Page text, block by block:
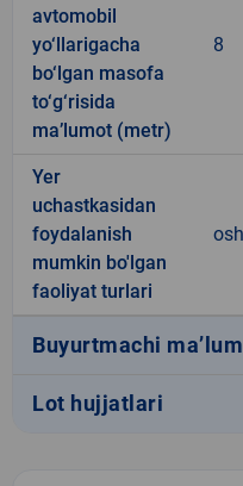
avtomobil
yo‘llarigacha
bo‘lgan masofa
to‘g‘risida
ma’lumot (metr)
8
Yer
uchastkasidan
foydalanish
mumkin bo'lgan
faoliyat turlari
Buyurtmachi
Lot hujjatlari